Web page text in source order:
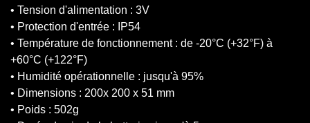
• Tension d'alimentation : 3V
• Protection d'entrée : IP54
• Température de fonctionnement : de -20°C (+32°F) à
+60°C (+122°F)
• Humidité opérationnelle : jusqu'à 95%
• Dimensions : 200x 200 x 51 mm
• Poids : 502g